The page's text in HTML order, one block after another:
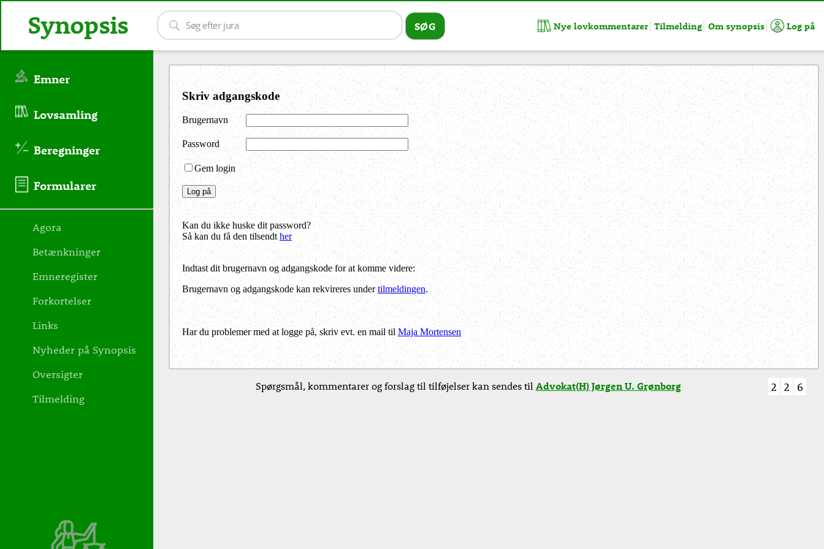
Skriv adgangskode
Brugernavn
Password
Gem login
Kan du ikke huske dit password?
Så kan du få den tilsendther
Indtast dit brugernavn og adgangskode for at komme videre:
Brugernavn og adgangskode kan rekvireres undertilmeldingen.
Har du problemer med at logge på, skriv evt. en mail tilMaja Mortensen
Emner
Lovsamling
Beregninger
Formularer
Agora
Betænkninger
Emneregister
Forkortelser
Links
Nyheder på Synopsis
Oversigter
Tilmelding
Synopsis Nye lovkommentarer Tilmelding Om synopsis Log på
Spørgsmål, kommentarer og forslag til tilføjelser kan sendes tilAdvokat(H) Jørgen U. Grønborg 2 2 6